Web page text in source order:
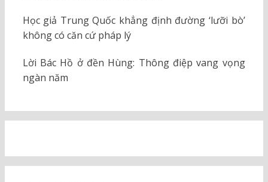
Học giả Trung Quốc khẳng định đường ‘lưỡi bò’
không có căn cứ pháp lý
Lời Bác Hồ ở đền Hùng: Thông điệp vang vọng
ngàn năm